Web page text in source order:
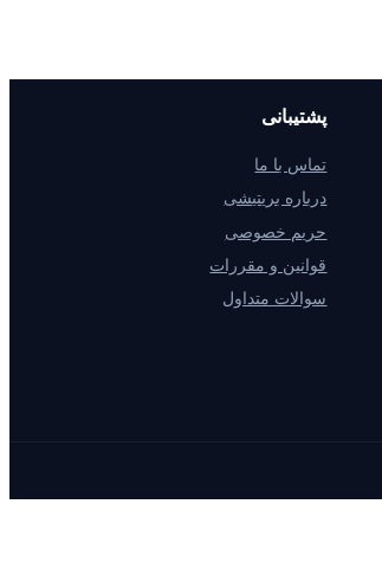
پشتیبانی
تماس با ما
درباره بریتیشی
حریم خصوصی
قوانین و مقررات
سوالات متداول